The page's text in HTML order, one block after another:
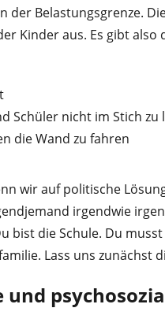
der Belastungsgrenze.
Kinder aus. Es gibt
Schüler nicht im Stich zu
die Wand zu fahren
wir auf politische
irgendwie
bist die Schule. Du
Lass uns zunächst